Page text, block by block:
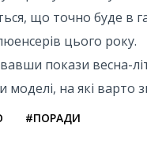
що точно буде в
цього року.
покази весна-
моделі, на які варто
#ПОРАДИ